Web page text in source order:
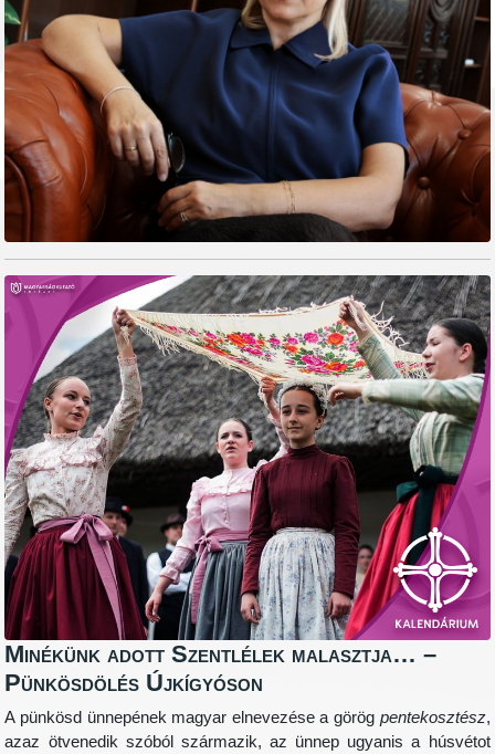
Minékünk adott Szentlélek malasztja… –
Pünkösdölés Újkígyóson
A pünkösd ünnepének magyar elnevezése a görög pentekosztész,
azaz ötvenedik szóból származik, az ünnep ugyanis a húsvétot